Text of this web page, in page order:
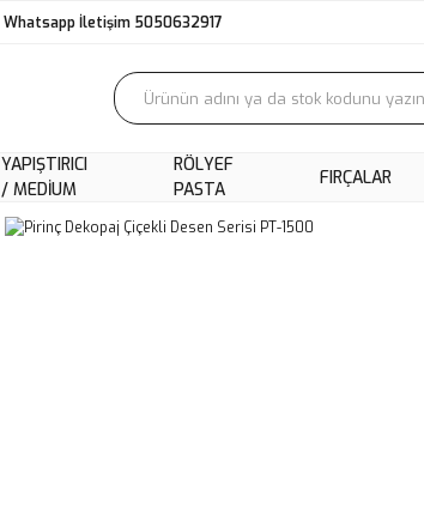
Whatsapp İletişim 5050632917
YAPIŞTIRICI
/ MEDIUM
RÖLYEF
PASTA
FIRÇALAR